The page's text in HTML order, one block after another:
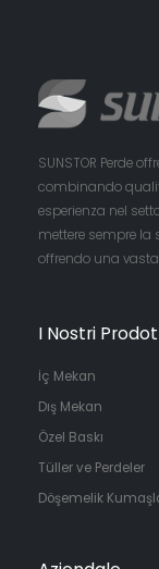
SUNSTOR Perde
combinando
esperienza nel
mettere sempre la
offrendo una
I Nostri
İç Mekan
Dış Mekan
Özel Baskı
Tüller ve Perdeler
Döşemelik